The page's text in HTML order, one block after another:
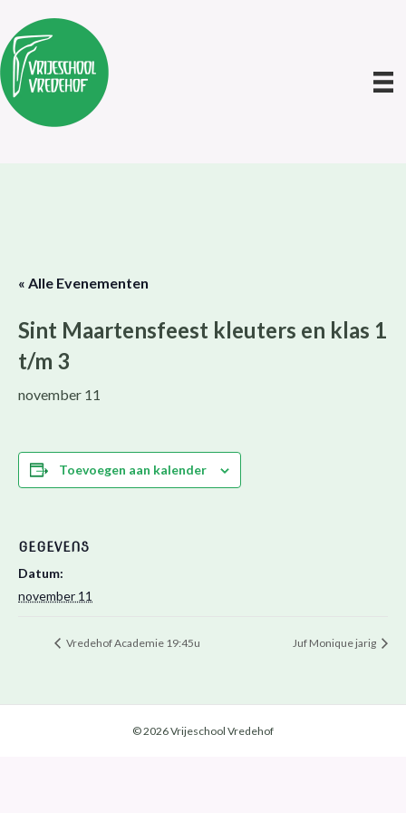
« Alle Evenementen
Sint Maartensfeest kleuters en klas 1
t/m 3
november 11
Toevoegen aan kalender
GEGEVENS
Datum:
november 11
Vredehof Academie 19:45u Juf Monique jarig
© 2026 Vrijeschool Vredehof